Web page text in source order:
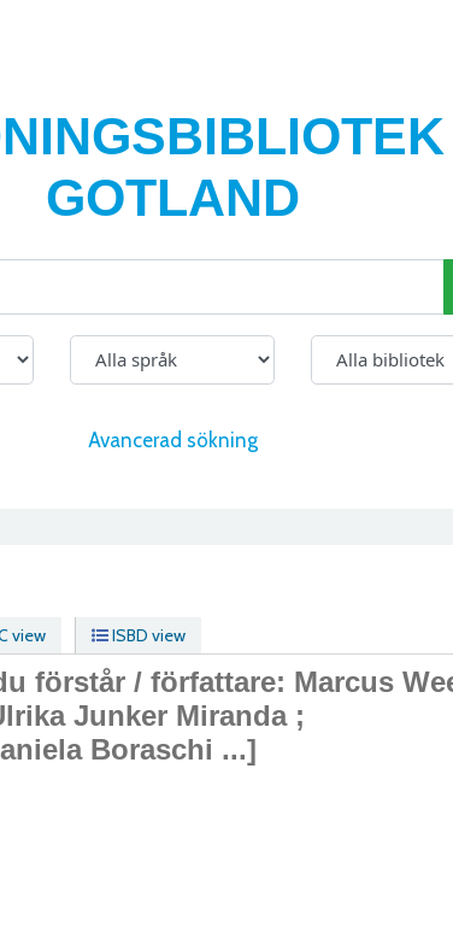
GOTLAND
Avancerad sökning
view ISBD view
förstår / författare: Marcus
Junker Miranda ;
Boraschi ...]